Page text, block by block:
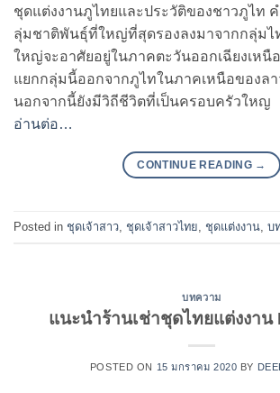
ชุดแต่งงานภูไทยและประวัติของชาวภูไท ค
ลุ่มชาติพันธุ์ที่ใหญ่ที่สุดรองลงมาจากกลุ่มไ
ใหญ่จะอาศัยอยู่ในภาคตะวันออกเฉียงเหนื
แยกกลุ่มนี้ออกจากภูไทในภาคเหนือของล
นอกจากนี้ยังมีวิถีชีวิตที่เป็นครอบครัวใหญ
อ่านต่อ…
CONTINUE READING →
Posted in ชุดเจ้าสาว ชุดเจ้าสาวไทย ชุดแต่งงาน บ
บทความ
แนะนำร้านเช่าชุดไทยแต่งงาน
POSTED ON 15 มกราคม 2020 BY